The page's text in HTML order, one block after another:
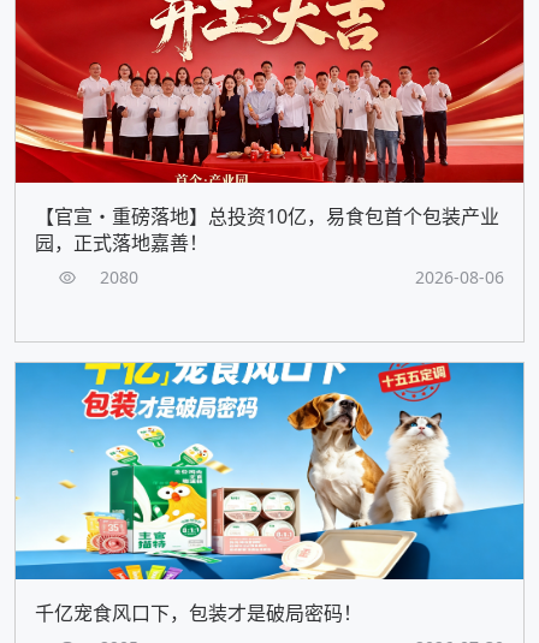
【官宣・重磅落地】总投资10亿，易食包首个包装产业
园，正式落地嘉善！
2080 2026-08-06
千亿宠食风口下，包装才是破局密码！